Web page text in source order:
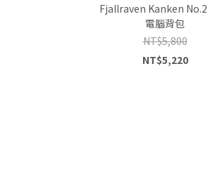
Fjallraven Kanken No.2
電腦背包
NT$5,800
NT$5,220